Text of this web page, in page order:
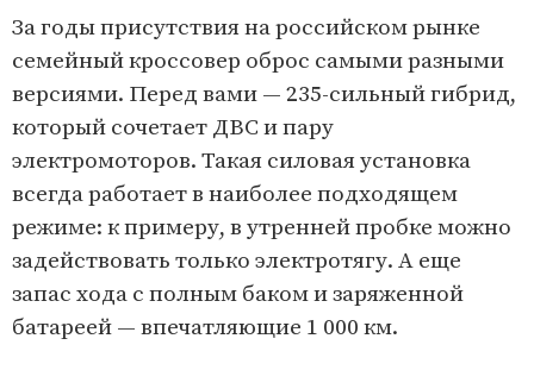
За годы присутствия на российском рынке
семейный кроссовер оброс самыми разными
версиями. Перед вами — 235-сильный гибрид,
который сочетает ДВС и пару
электромоторов. Такая силовая установка
всегда работает в наиболее подходящем
режиме: к примеру, в утренней пробке можно
задействовать только электротягу. А еще
запас хода с полным баком и заряженной
батареей — впечатляющие 1 000 км.